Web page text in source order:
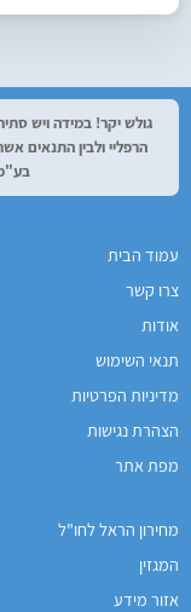
גולש יקר! במידה ויש
הרפליי ולבין התנאים
עמוד הבית
צרו קשר
אודות
תנאי השימוש
מדיניות הפרטיות
הצהרת נגישות
מפת אתר
מחירון הראל לחו"ל
המגזין
אזור מידע